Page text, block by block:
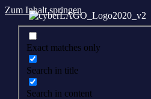
Zum Inhalt springen
Exact matches only
Search in title
Search in content